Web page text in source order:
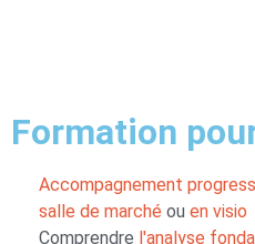
Formation
Accompagnement
salle de marché ou en visio
Comprendre l'analyse